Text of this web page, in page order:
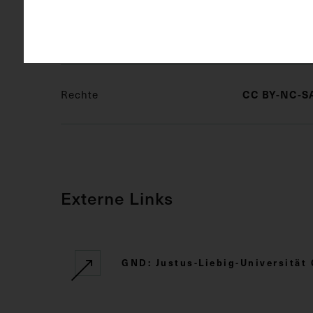
Rechte CC BY-NC-
Externe Links
GND: Justus-Liebig-Universität